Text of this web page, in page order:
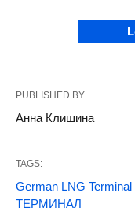
PUBLISHED BY
Анна Клишина
TAGS:
German LNG Terminal
ТЕРМИНАЛ